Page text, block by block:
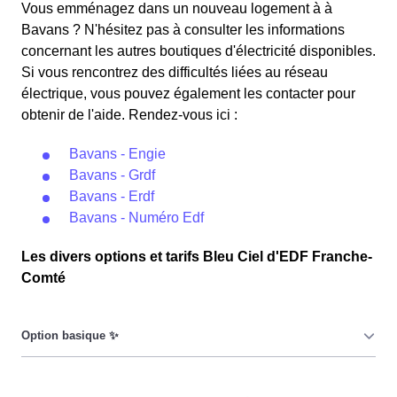
Vous emménagez dans un nouveau logement à à
Bavans ? N'hésitez pas à consulter les informations
concernant les autres boutiques d'électricité disponibles.
Si vous rencontrez des difficultés liées au réseau
électrique, vous pouvez également les contacter pour
obtenir de l'aide. Rendez-vous ici :
Bavans - Engie
Bavans - Grdf
Bavans - Erdf
Bavans - Numéro Edf
Les divers options et tarifs Bleu Ciel d'EDF Franche-
Comté